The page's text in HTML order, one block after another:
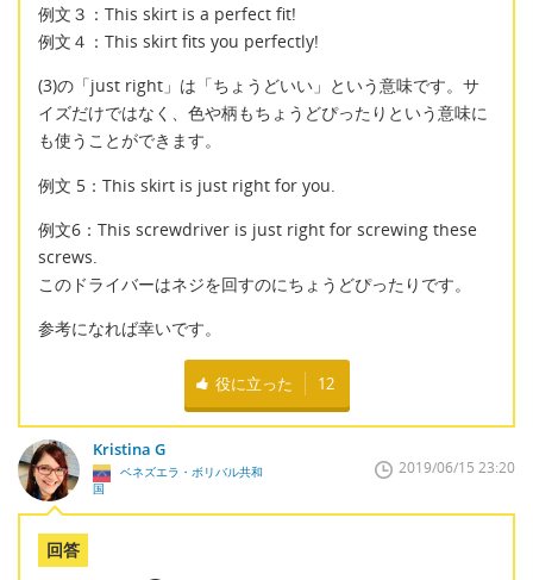
例文３：This skirt is a perfect fit!
例文４：This skirt fits you perfectly!
(3)の「just right」は「ちょうどいい」という意味です。サ
イズだけではなく、色や柄もちょうどぴったりという意味に
も使うことができます。
例文 5：This skirt is just right for you.
例文6：This screwdriver is just right for screwing these
screws.
このドライバーはネジを回すのにちょうどぴったりです。
参考になれば幸いです。
役に立った 12
Kristina G
ベネズエラ・ボリバル共和
国
2019/06/15 23:20
回答